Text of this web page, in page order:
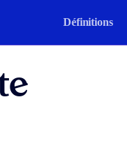
Définitions